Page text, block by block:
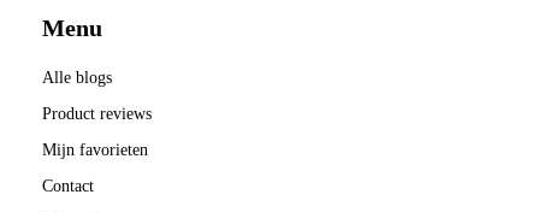
Menu
Alle blogs
Product reviews
Mijn favorieten
Contact